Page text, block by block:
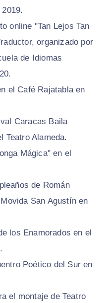
online "Tan Lejos Tan
organizado por
de Idiomas
el Café Rajatabla en
Caracas Baila
Teatro Alameda.
Mágica" en el
de Román
San Agustín en
los Enamorados en el
Poético del Sur en
el montaje de Teatro